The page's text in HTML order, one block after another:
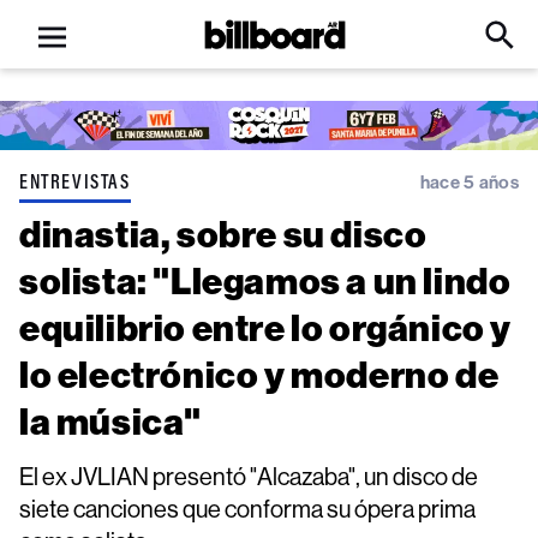
Open
menu
Billboard
Click
Input
ENTREVISTAS hace 5 años
dinastia, sobre su disco
solista: "Llegamos a un lindo
equilibrio entre lo orgánico y
lo electrónico y moderno de
la música"
El ex JVLIAN presentó "Alcazaba", un disco de
siete canciones que conforma su ópera prima